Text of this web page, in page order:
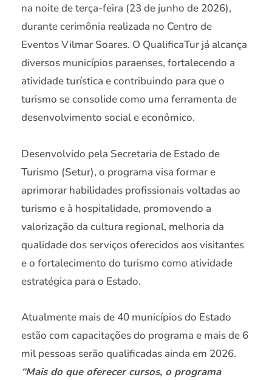
na noite de terça-feira (23 de junho de 2026),
durante cerimônia realizada no Centro de
Eventos Vilmar Soares. O QualificaTur já alcança
diversos municípios paraenses, fortalecendo a
atividade turística e contribuindo para que o
turismo se consolide como uma ferramenta de
desenvolvimento social e econômico.
Desenvolvido pela Secretaria de Estado de
Turismo (Setur), o programa visa formar e
aprimorar habilidades profissionais voltadas ao
turismo e à hospitalidade, promovendo a
valorização da cultura regional, melhoria da
qualidade dos serviços oferecidos aos visitantes
e o fortalecimento do turismo como atividade
estratégica para o Estado.
Atualmente mais de 40 municípios do Estado
estão com capacitações do programa e mais de 6
mil pessoas serão qualificadas ainda em 2026.
“Mais do que oferecer cursos, o programa